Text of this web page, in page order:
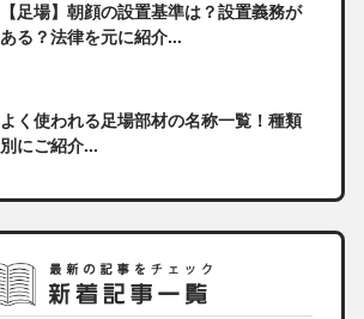
【足場】朝顔の設置基準は？設置義務が
ある？法律を元に紹介...
よく使われる足場部材の名称一覧！種類
別にご紹介...